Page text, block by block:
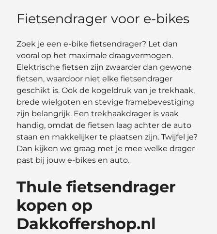
Fietsendrager voor e-bikes
Zoek je een e-bike fietsendrager? Let dan
vooral op het maximale draagvermogen.
Elektrische fietsen zijn zwaarder dan gewone
fietsen, waardoor niet elke fietsendrager
geschikt is. Ook de kogeldruk van je trekhaak,
brede wielgoten en stevige framebevestiging
zijn belangrijk. Een trekhaakdrager is vaak
handig, omdat de fietsen laag achter de auto
staan en makkelijker te plaatsen zijn. Twijfel je?
Dan kijken we graag met je mee welke drager
past bij jouw e-bikes en auto.
Thule fietsendrager
kopen op
Dakkoffershop.nl